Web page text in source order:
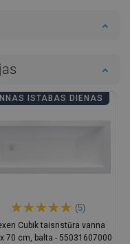
ISTABAS DIENAS
(5)
Cubik taisnstūra vanna
70 cm, balta - 55031607000